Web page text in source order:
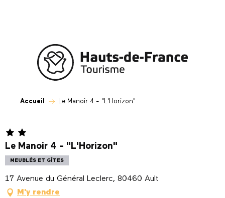
Accueil Le Manoir 4 - "L'Horizon"
Le Manoir 4 - "L'Horizon"
MEUBLÉS ET GÎTES
17 Avenue du Général Leclerc, 80460 Ault
M'y rendre